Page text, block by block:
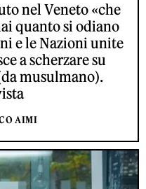
nel Veneto «che
quanto si odiano
e le Nazioni unite
a scherzare su
musulmano).
AIMI